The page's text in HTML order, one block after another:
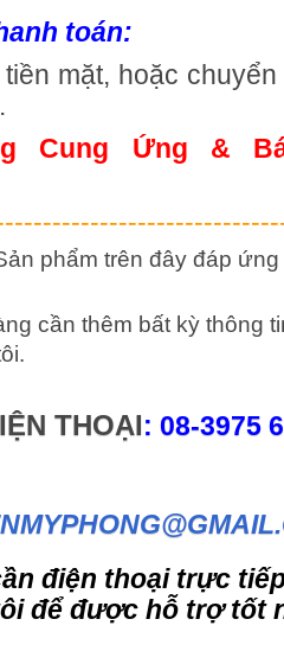
toán:
mặt, hoặc
Cung Ứng &
phẩm trên đây đáp
cần thêm bất kỳ thông
THOẠI: 08-3975
điện thoại trực
để được hỗ trợ tốt